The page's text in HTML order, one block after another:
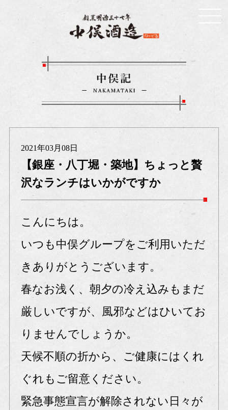
2021年03月08日
【銀座・八丁堀・築地】ちょっと贅
沢なランチはいかがですか
こんにちは。
いつも中俣グループをご利用いただ
きありがとうございます。
春なお浅く、朝夕の冷え込みもまだ
厳しいですが、風邪などはひいてお
りませんでしょうか。
天候不順の折から、ご健康にはくれ
ぐれもご留意ください。
緊急事態宣言が解除されない日々が